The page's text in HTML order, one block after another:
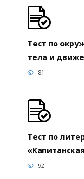
Тест по
тела и
81
Тест по
92